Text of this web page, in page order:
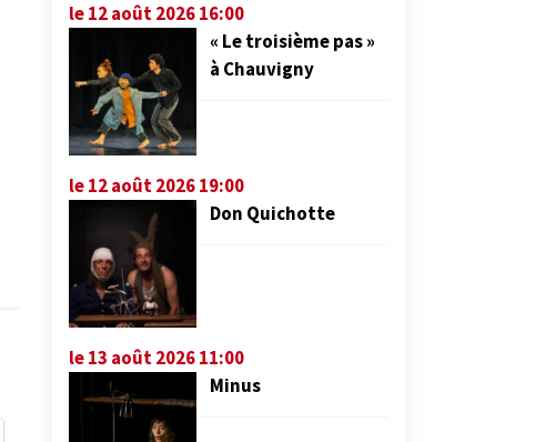
le 12 août 2026 16:00
« Le troisième pas »
à Chauvigny
le 12 août 2026 19:00
Don Quichotte
le 13 août 2026 11:00
Minus